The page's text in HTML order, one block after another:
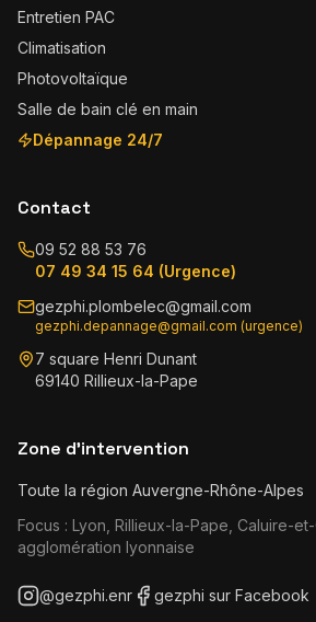
Entretien PAC
Climatisation
Photovoltaïque
Salle de bain clé en main
Dépannage 24/7
Contact
09 52 88 53 76
07 49 34 15 64 (Urgence)
gezphi.plombelec@gmail.com
gezphi.depannage@gmail.com (urgence)
7 square Henri Dunant
69140 Rillieux-la-Pape
Zone d'intervention
Toute la région Auvergne-Rhône-Alpes
Focus : Lyon, Rillieux-la-Pape, Caluire-
agglomération lyonnaise
@gezphi.enr gezphi sur Facebook